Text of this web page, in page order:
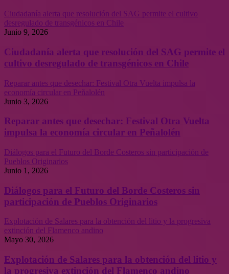
Ciudadanía alerta que resolución del SAG permite el cultivo
desregulado de transgénicos en Chile
Junio 9, 2026
Ciudadanía alerta que resolución del SAG permite el
cultivo desregulado de transgénicos en Chile
Reparar antes que desechar: Festival Otra Vuelta impulsa la
economía circular en Peñalolén
Junio 3, 2026
Reparar antes que desechar: Festival Otra Vuelta
impulsa la economía circular en Peñalolén
Diálogos para el Futuro del Borde Costeros sin participación de
Pueblos Originarios
Junio 1, 2026
Diálogos para el Futuro del Borde Costeros sin
participación de Pueblos Originarios
Explotación de Salares para la obtención del litio y la progresiva
extinción del Flamenco andino
Mayo 30, 2026
Explotación de Salares para la obtención del litio y
la progresiva extinción del Flamenco andino